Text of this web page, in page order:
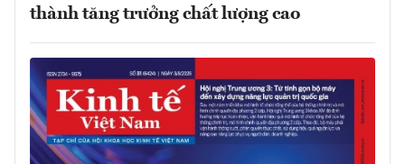
thành tăng trưởng chất lượng cao